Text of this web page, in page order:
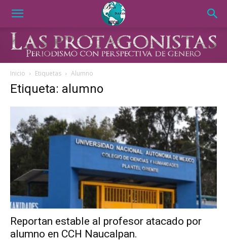
Inicio Etiquetas Alumno
Etiqueta: alumno
Reportan estable al profesor atacado por
alumno en CCH Naucalpan.